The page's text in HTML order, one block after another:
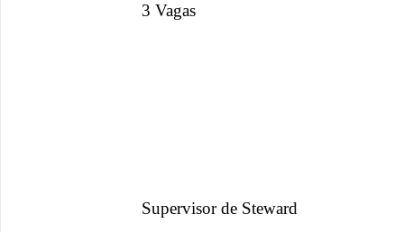
3 Vagas
Supervisor de Steward